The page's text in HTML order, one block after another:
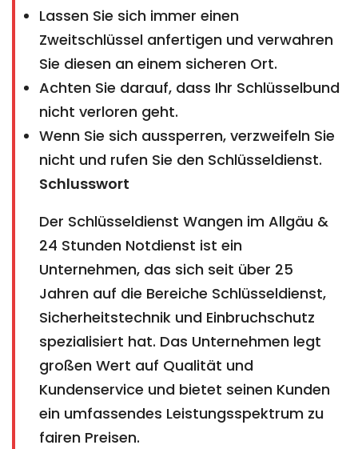
Lassen Sie sich immer einen
Zweitschlüssel anfertigen und verwahren
Sie diesen an einem sicheren Ort.
Achten Sie darauf, dass Ihr Schlüsselbund
nicht verloren geht.
Wenn Sie sich aussperren, verzweifeln Sie
nicht und rufen Sie den Schlüsseldienst.
Schlusswort
Der Schlüsseldienst Wangen im Allgäu &
24 Stunden Notdienst ist ein
Unternehmen, das sich seit über 25
Jahren auf die Bereiche Schlüsseldienst,
Sicherheitstechnik und Einbruchschutz
spezialisiert hat. Das Unternehmen legt
großen Wert auf Qualität und
Kundenservice und bietet seinen Kunden
ein umfassendes Leistungsspektrum zu
fairen Preisen.